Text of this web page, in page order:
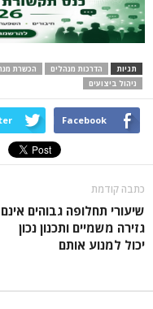
תגיות הדרכות מנהלים הכשרת
ניהול ביצועים
Facebook
כתבה קודמת
שיעורי תחלופה גבוהים אינם
גזירה משמיים ותכנון נכון
יכול למנוע אותם